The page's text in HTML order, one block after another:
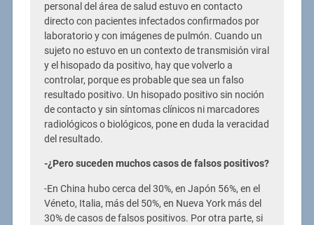
personal del área de salud estuvo en contacto
directo con pacientes infectados confirmados por
laboratorio y con imágenes de pulmón. Cuando un
sujeto no estuvo en un contexto de transmisión viral
y el hisopado da positivo, hay que volverlo a
controlar, porque es probable que sea un falso
resultado positivo. Un hisopado positivo sin noción
de contacto y sin síntomas clínicos ni marcadores
radiológicos o biológicos, pone en duda la veracidad
del resultado.
-¿Pero suceden muchos casos de falsos positivos?
-En China hubo cerca del 30%, en Japón 56%, en el
Véneto, Italia, más del 50%, en Nueva York más del
30% de casos de falsos positivos. Por otra parte, si